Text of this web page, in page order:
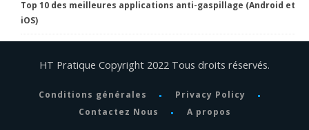
Top 10 des meilleures applications anti-gaspillage (Android et
iOS)
HT Pratique Copyright 2022 Tous droits réservés.
Conditions générales
Privacy Policy
Contactez Nous
A propos